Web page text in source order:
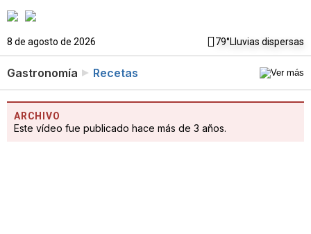
8 de agosto de 2026 79°Lluvias dispersas
Gastronomía Recetas
ARCHIVO
Este vídeo fue publicado hace más de 3 años.